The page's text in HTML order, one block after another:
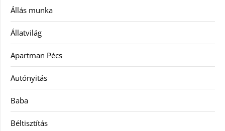
Állás munka
Állatvilág
Apartman Pécs
Autónyitás
Baba
Béltisztítás